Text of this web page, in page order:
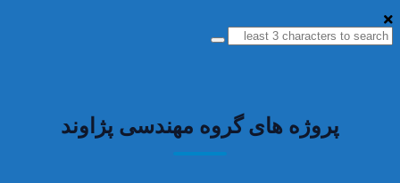
پروژه های گروه مهندسی پژاوند